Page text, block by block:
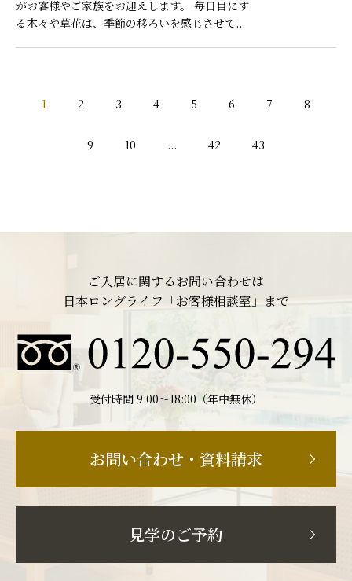
がお客様やご家族をお迎えします。 毎日目にす
る木々や草花は、季節の移ろいを感じさせて...
1 2 3 4 5 6 7 8
9 10 ... 42 43
ご入居に関するお問い合わせは
日本ロングライフ「お客様相談室」まで
受付時間 9:00〜18:00（年中無休）
お問い合わせ・資料請求
見学のご予約